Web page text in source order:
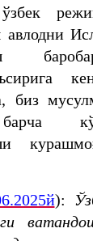
авлодни
биз
барча
):